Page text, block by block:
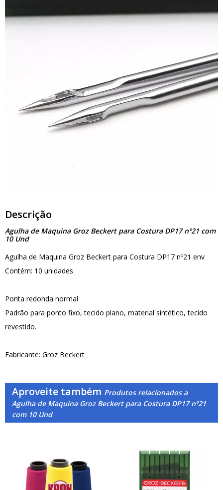
Descrição
Agulha de Maquina Groz Beckert para Costura DP17 nº21 com
10 Und
Agulha de Maquina Groz Beckert para Costura DP17 nº21 env
Contém: 10 unidades
Ponta redonda normal
Padrão para ponto fixo, tecido plano, material sintético, tecido
revestido.
Fabricante: Groz Beckert
Aproveite também Produtos relacionados a
Agulha de Maquina Groz Beckert para Costura DP17 nº21
com 10 Und